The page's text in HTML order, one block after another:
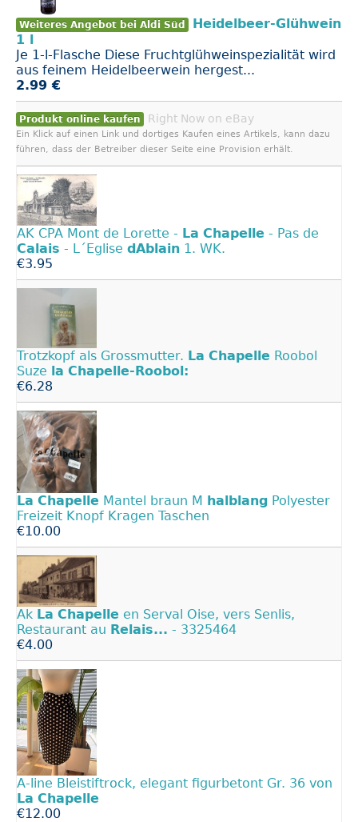
Weiteres Angebot bei Aldi Süd
Heidelbeer-Glühwein
1 l
Je 1-l-Flasche Diese Fruchtglühweinspezialität wird
aus feinem Heidelbeerwein hergest...
2.99 €
Produkt online kaufen Right Now on eBay
Ein Klick auf einen Link und dortiges Kaufen eines Artikels, kann dazu
führen, dass der Betreiber dieser Seite eine Provision erhält.
AK CPA Mont de Lorette - La Chapelle - Pas de
Calais - L´Eglise dAblain 1. WK.
€3.95
Trotzkopf als Grossmutter. La Chapelle Roobol
Suze la Chapelle-Roobol:
€6.28
La Chapelle Mantel braun M halblang Polyester
Freizeit Knopf Kragen Taschen
€10.00
Ak La Chapelle en Serval Oise, vers Senlis,
Restaurant au Relais... - 3325464
€4.00
A-line Bleistiftrock, elegant figurbetont Gr. 36 von
La Chapelle
€12.00